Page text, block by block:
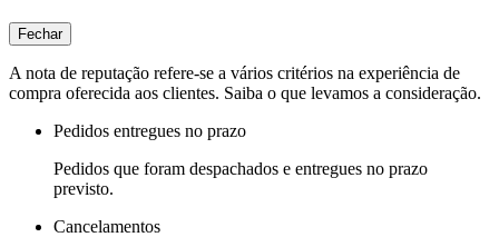
Fechar
A nota de reputação refere-se a vários critérios na experiência de
compra oferecida aos clientes. Saiba o que levamos a consideração.
Pedidos entregues no prazo
Pedidos que foram despachados e entregues no prazo
previsto.
Cancelamentos